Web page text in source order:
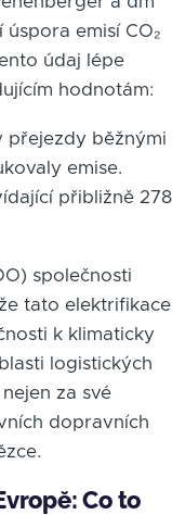
emisí CO₂
údaj lépe
hodnotám:
přejezdy běžnými
emise.
přibližně 278
společnosti
tato elektrifikace
k klimaticky
logistických
za své
dopravních
Co to